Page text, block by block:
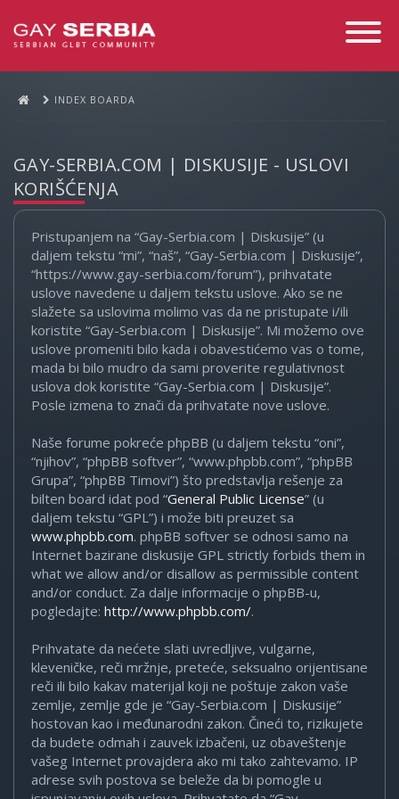
Toggle
INDEX BOARDA
GAY-SERBIA.COM | DISKUSIJE - USLOVI
KORIŠĆENJA
Pristupanjem na “Gay-Serbia.com | Diskusije” (u
daljem tekstu “mi”, “naš”, “Gay-Serbia.com | Diskusije”,
“https://www.gay-serbia.com/forum”), prihvatate
uslove navedene u daljem tekstu uslove. Ako se ne
slažete sa uslovima molimo vas da ne pristupate i/ili
koristite “Gay-Serbia.com | Diskusije”. Mi možemo ove
uslove promeniti bilo kada i obavestićemo vas o tome,
mada bi bilo mudro da sami proverite regulativnost
uslova dok koristite “Gay-Serbia.com | Diskusije”.
Posle izmena to znači da prihvatate nove uslove.
Naše forume pokreće phpBB (u daljem tekstu “oni”,
“njihov”, “phpBB softver”, “www.phpbb.com”, “phpBB
Grupa”, “phpBB Timovi”) što predstavlja rešenje za
bilten board idat pod “General Public License” (u
daljem tekstu “GPL”) i može biti preuzet sa
www.phpbb.com. phpBB softver se odnosi samo na
Internet bazirane diskusije GPL strictly forbids them in
what we allow and/or disallow as permissible content
and/or conduct. Za dalje informacije o phpBB-u,
pogledajte: http://www.phpbb.com/.
Prihvatate da nećete slati uvredljive, vulgarne,
kleveničke, reči mržnje, preteće, seksualno orijentisane
reči ili bilo kakav materijal koji ne poštuje zakon vaše
zemlje, zemlje gde je “Gay-Serbia.com | Diskusije”
hostovan kao i međunarodni zakon. Čineći to, rizikujete
da budete odmah i zauvek izbačeni, uz obaveštenje
vašeg Internet provajdera ako mi tako zahtevamo. IP
adrese svih postova se beleže da bi pomogle u